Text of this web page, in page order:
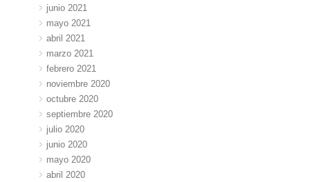
junio 2021
mayo 2021
abril 2021
marzo 2021
febrero 2021
noviembre 2020
octubre 2020
septiembre 2020
julio 2020
junio 2020
mayo 2020
abril 2020